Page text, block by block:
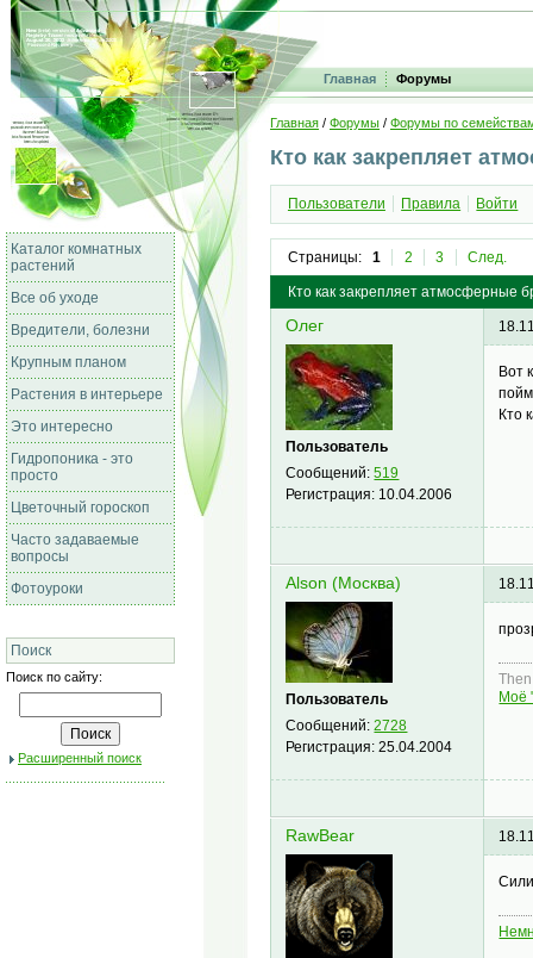
Главная Форумы
Каталог комнатных
растений
Все об уходе
Вредители, болезни
Крупным планом
Растения в интерьере
Это интересно
Гидропоника - это
просто
Цветочный гороскоп
Часто задаваемые
вопросы
Фотоуроки
Поиск
Поиск по сайту:
Расширенный поиск
Главная / Форумы / Форумы по
Кто как закрепляет
Пользователи Правила Войти
Страницы: 1 2 3 След.
Кто как закрепляет атмосферные
Олег
Пользователь
Сообщений:519
Регистрация: 10.04.2006
Вот
Кто
Alson (Москва)
Пользователь
Сообщений:2728
Регистрация:25.04.2004
Моё
RawBear